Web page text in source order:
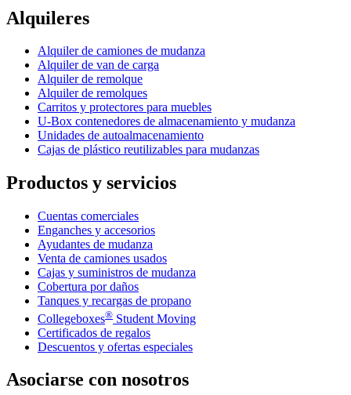
Alquileres
Alquiler de camiones de mudanza
Alquiler de van de carga
Alquiler de remolque
Alquiler de remolques
Carritos y protectores para muebles
U-Box contenedores de almacenamiento y mudanza
Unidades de autoalmacenamiento
Cajas de plástico reutilizables para mudanzas
Productos y servicios
Cuentas comerciales
Enganches y accesorios
Ayudantes de mudanza
Venta de camiones usados
Cajas y suministros de mudanza
Cobertura por daños
Tanques y recargas de propano
Collegeboxes® Student Moving
Certificados de regalos
Descuentos y ofertas especiales
Asociarse con nosotros